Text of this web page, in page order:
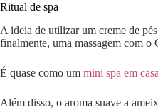
Ritual de spa
A ideia de utilizar um creme de
finalmente, uma massagem com
É quase como um mini spa em casa
Além disso, o aroma suave a